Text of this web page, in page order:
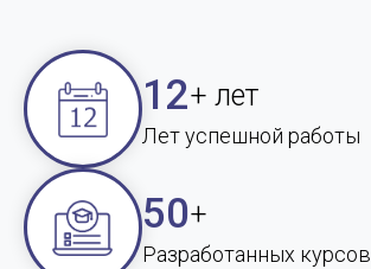
12+ лет
Лет успешной работы
50+
Разработанных курсов